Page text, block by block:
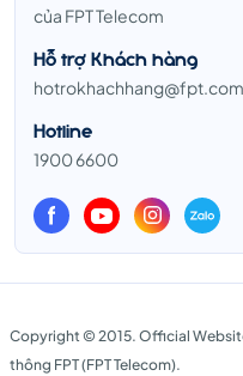
của FPT Telecom
Hỗ trợ Khách hàng
hotrokhachhang@fpt.com
Hotline
1900 6600
Copyright © 2015. Official
thông FPT (FPT Telecom).